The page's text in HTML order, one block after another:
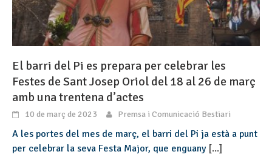
El barri del Pi es prepara per celebrar les
Festes de Sant Josep Oriol del 18 al 26 de març
amb una trentena d’actes
10 de març de 2023 Premsa i Comunicació Bestiari
A les portes del mes de març, el barri del Pi ja està a punt
per celebrar la seva Festa Major, que enguany [...]